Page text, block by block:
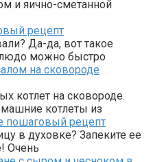
и яично-сметанной
рецепт
Да-да, вот такое
можно быстро
на сковороде
котлет на сковороде.
котлеты из
пошаговый рецепт
в духовке? Запеките ее
Очень